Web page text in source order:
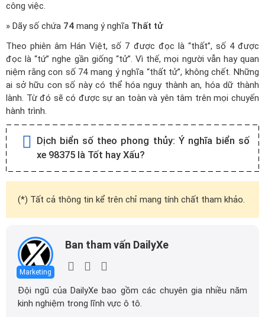
công việc.
» Dãy số chứa 74 mang ý nghĩa Thất tử
Theo phiên âm Hán Việt, số 7 được đọc là “thất”, số 4 được
đọc là “tứ” nghe gần giống “tử”. Vì thế, mọi người vẫn hay quan
niệm rằng con số 74 mang ý nghĩa “thất tử”, không chết. Những
ai sở hữu con số này có thể hóa nguy thành an, hóa dữ thành
lành. Từ đó sẽ có được sự an toàn và yên tâm trên mọi chuyến
hành trình.
Dịch biển số theo phong thủy: Ý nghĩa biển số
xe 98375 là Tốt hay Xấu?
(*) Tất cả thông tin kể trên chỉ mang tính chất tham khảo.
Marketing
Ban tham vấn DailyXe
Đội ngũ của DailyXe bao gồm các chuyên gia nhiều năm
kinh nghiệm trong lĩnh vực ô tô.